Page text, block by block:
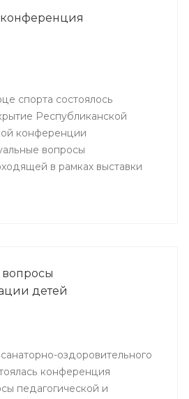
больницы Белорецка.
спорта состоялось
Республиканской
конференции
вопросы
в рамках выставки
Урала - 2012».
университет и
детей
оздоровительного
конференция
педагогической и